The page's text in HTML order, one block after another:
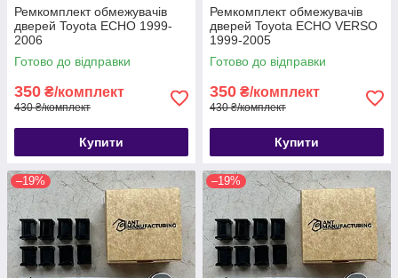
Ремкомплект обмежувачів
дверей Toyota ECHO 1999-
2006
Готово до відправки
350 ₴/комплект
430 ₴/комплект
Купити
Ремкомплект обмежувачів
дверей Toyota ECHO VERSO
1999-2005
Готово до відправки
350 ₴/комплект
430 ₴/комплект
Купити
–19% –19%